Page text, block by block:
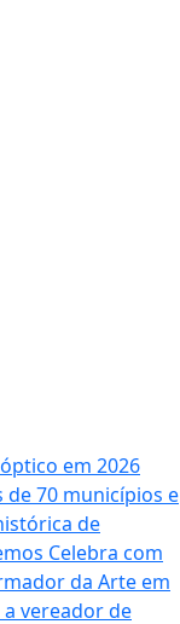
em 2026
de 70 municípios e
de
Celebra com
da Arte em
vereador de